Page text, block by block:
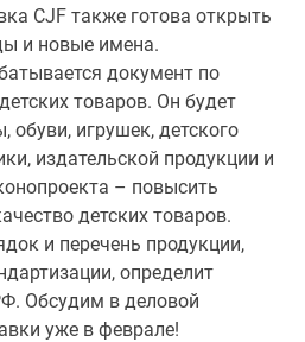
CJF также готова открыть
и новые имена.
документ по
товаров. Он будет
обуви, игрушек, детского
издательской продукции и
– повысить
детских товаров.
и перечень продукции,
определит
Обсудим в деловой
уже в феврале!